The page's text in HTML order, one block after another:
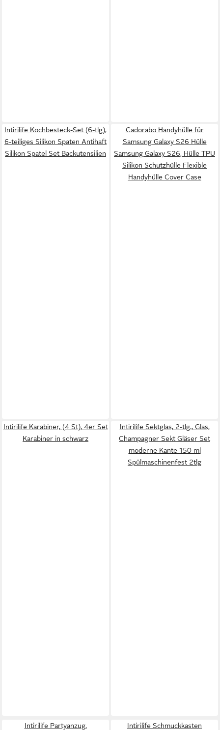
Intirilife Kochbesteck-Set (6-tlg),
6-teiliges Silikon Spaten Antihaft
Silikon Spatel Set Backutensilien
Cadorabo Handyhülle für
Samsung Galaxy S26 Hülle
Samsung Galaxy S26, Hülle TPU
Silikon Schutzhülle Flexible
Handyhülle Cover Case
Intirilife Karabiner, (4 St), 4er Set
Karabiner in schwarz
Intirilife Sektglas, 2-tlg., Glas,
Champagner Sekt Gläser Set
moderne Kante 150 ml
Spülmaschinenfest 2tlg
Intirilife Partyanzug,
Intirilife Schmuckkasten